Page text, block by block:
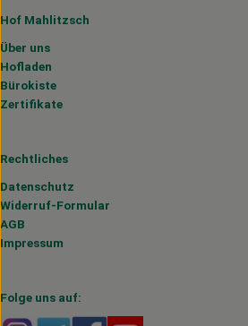
Hof Mahlitzsch
Über uns
Hofladen
Bürokiste
Zertifikate
Rechtliches
Datenschutz
Widerruf-Formular
AGB
Impressum
Folge uns auf: